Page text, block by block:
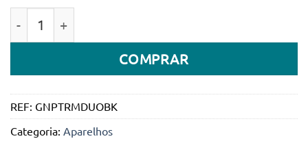
COMPRAR
REF: GNPTRMDUOBK
Categoria: Aparelhos